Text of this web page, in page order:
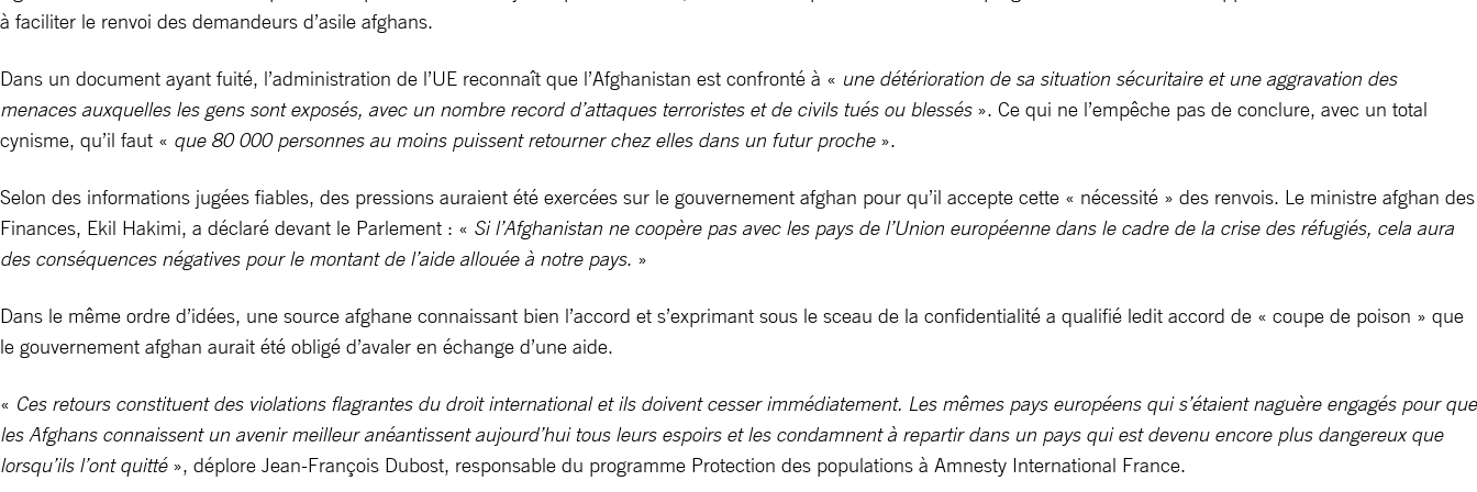
à faciliter le renvoi des demandeurs d’asile afghans.
Dans un document ayant fuité, l’administration de l’UE reconnaît que l’Afghanistan est confronté à « une détérioration de sa situation sécuritaire et une aggravation des
menaces auxquelles les gens sont exposés, avec un nombre record d’attaques terroristes et de civils tués ou blessés ». Ce qui ne l’empêche pas de conclure, avec un total
cynisme, qu’il faut « que 80 000 personnes au moins puissent retourner chez elles dans un futur proche ».
Selon des informations jugées fiables, des pressions auraient été exercées sur le gouvernement afghan pour qu’il accepte cette « nécessité » des renvois. Le ministre afghan des
Finances, Ekil Hakimi, a déclaré devant le Parlement : « Si l’Afghanistan ne coopère pas avec les pays de l’Union européenne dans le cadre de la crise des réfugiés, cela aura
des conséquences négatives pour le montant de l’aide allouée à notre pays. »
Dans le même ordre d’idées, une source afghane connaissant bien l’accord et s’exprimant sous le sceau de la confidentialité a qualifié ledit accord de « coupe de poison » que
le gouvernement afghan aurait été obligé d’avaler en échange d’une aide.
« Ces retours constituent des violations flagrantes du droit international et ils doivent cesser immédiatement. Les mêmes pays européens qui s’étaient naguère engagés pour que
les Afghans connaissent un avenir meilleur anéantissent aujourd’hui tous leurs espoirs et les condamnent à repartir dans un pays qui est devenu encore plus dangereux que
lorsqu’ils l’ont quitté», déplore Jean-François Dubost, responsable du programme Protection des populations à Amnesty International France.